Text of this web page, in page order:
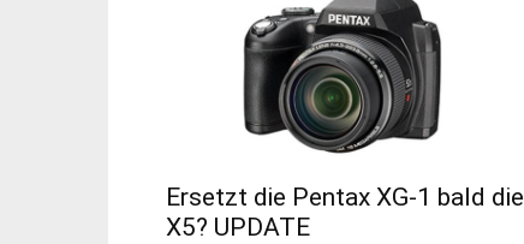
Ersetzt die Pentax XG-1 bald die
X5? UPDATE